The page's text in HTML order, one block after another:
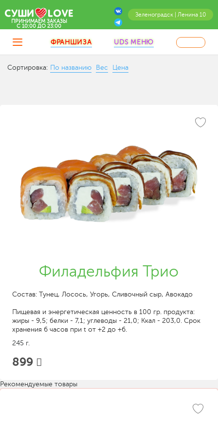
Зеленоградск | Ленина 10
ПРИНИМАЕМ ЗАКАЗЫ
C 10:00 ДО 23:00
ФРАНШИЗА UDS МЕНЮ
Сортировка: По названию Вес Цена
Филадельфия Трио
Состав: Тунец, Лосось, Угорь, Сливочный сыр, Авокадо
Пищевая и энергетическая ценность в 100 гр. продукта:
жиры - 9,5; белки - 7,1; углеводы - 21,0; Ккал - 203,0. Срок
хранения 6 часов при t от +2 до +6.
245 г.
899
Рекомендуемые товары